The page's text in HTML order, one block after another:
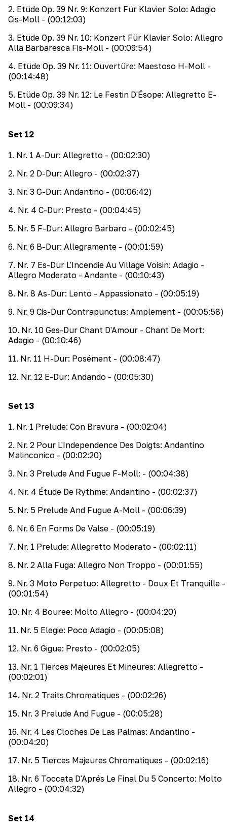
2. Etüde Op. 39 Nr. 9: Konzert Für Klavier Solo: Adagio
Cis-Moll - (00:12:03)
3. Etüde Op. 39 Nr. 10: Konzert Für Klavier Solo: Allegro
Alla Barbaresca Fis-Moll - (00:09:54)
4. Etüde Op. 39 Nr. 11: Ouvertüre: Maestoso H-Moll -
(00:14:48)
5. Etüde Op. 39 Nr. 12: Le Festin D'Ésope: Allegretto E-
Moll - (00:09:34)
Set 12
1. Nr. 1 A-Dur: Allegretto - (00:02:30)
2. Nr. 2 D-Dur: Allegro - (00:02:37)
3. Nr. 3 G-Dur: Andantino - (00:06:42)
4. Nr. 4 C-Dur: Presto - (00:04:45)
5. Nr. 5 F-Dur: Allegro Barbaro - (00:02:45)
6. Nr. 6 B-Dur: Allegramente - (00:01:59)
7. Nr. 7 Es-Dur L'Incendie Au Village Voisin: Adagio -
Allegro Moderato - Andante - (00:10:43)
8. Nr. 8 As-Dur: Lento - Appassionato - (00:05:19)
9. Nr. 9 Cis-Dur Contrapunctus: Amplement - (00:05:58)
10. Nr. 10 Ges-Dur Chant D'Amour - Chant De Mort:
Adagio - (00:10:46)
11. Nr. 11 H-Dur: Posément - (00:08:47)
12. Nr. 12 E-Dur: Andando - (00:05:30)
Set 13
1. Nr. 1 Prelude: Con Bravura - (00:02:04)
2. Nr. 2 Pour L'Independence Des Doigts: Andantino
Malinconico - (00:02:20)
3. Nr. 3 Prelude And Fugue F-Moll: - (00:04:38)
4. Nr. 4 Étude De Rythme: Andantino - (00:02:37)
5. Nr. 5 Prelude And Fugue A-Moll - (00:06:39)
6. Nr. 6 En Forms De Valse - (00:05:19)
7. Nr. 1 Prelude: Allegretto Moderato - (00:02:11)
8. Nr. 2 Alla Fuga: Allegro Non Troppo - (00:01:55)
9. Nr. 3 Moto Perpetuo: Allegretto - Doux Et Tranquille -
(00:01:54)
10. Nr. 4 Bouree: Molto Allegro - (00:04:20)
11. Nr. 5 Elegie: Poco Adagio - (00:05:08)
12. Nr. 6 Gigue: Presto - (00:02:05)
13. Nr. 1 Tierces Majeures Et Mineures: Allegretto -
(00:02:01)
14. Nr. 2 Traits Chromatiques - (00:02:26)
15. Nr. 3 Prelude And Fugue - (00:05:28)
16. Nr. 4 Les Cloches De Las Palmas: Andantino -
(00:04:20)
17. Nr. 5 Tierces Majeures Chromatiques - (00:02:16)
18. Nr. 6 Toccata D'Aprés Le Final Du 5 Concerto: Molto
Allegro - (00:04:32)
Set 14